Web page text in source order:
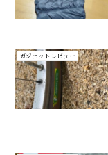
ガジェットレビュー